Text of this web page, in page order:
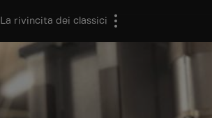
La rivincita dei classici